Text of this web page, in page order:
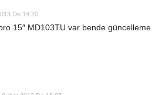
De 14:20
15″ MD103TU var bende güncelleme